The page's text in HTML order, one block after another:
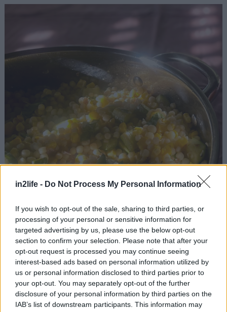
in2life - Do Not Process My Personal Information
If you wish to opt-out of the sale, sharing to third parties, or
processing of your personal or sensitive information for
targeted advertising by us, please use the below opt-out
section to confirm your selection. Please note that after your
opt-out request is processed you may continue seeing
interest-based ads based on personal information utilized by
us or personal information disclosed to third parties prior to
your opt-out. You may separately opt-out of the further
disclosure of your personal information by third parties on the
IAB’s list of downstream participants. This information may